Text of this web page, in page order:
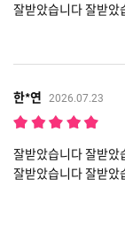
잘받았습니다 잘받았
한*연 2026.07.23
잘받았습니다 잘받았
잘받았습니다 잘받았